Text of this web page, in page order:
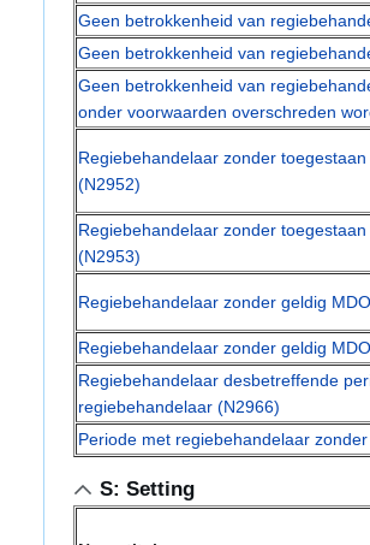
Geen betrokkenheid van
Geen betrokkenheid van
Geen betrokkenheid van
onder voorwaarden overschreden
Regiebehandelaar zonder
(N2952)
Regiebehandelaar zonder
(N2953)
Regiebehandelaar zonder geldig
Regiebehandelaar zonder geldig
Regiebehandelaar desbetreffende
regiebehandelaar (N2966)
Periode met regiebehandelaar
S: Setting